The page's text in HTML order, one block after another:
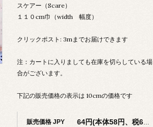
スケアー（Scare）
１１０cm巾（width 幅度）
クリックポスト: 3mまでお届けできます
注：カートに入りましても在庫を切らしている場
合がございます。
下記の販売価格の表示は 10cmの価格です
販売価格 JPY